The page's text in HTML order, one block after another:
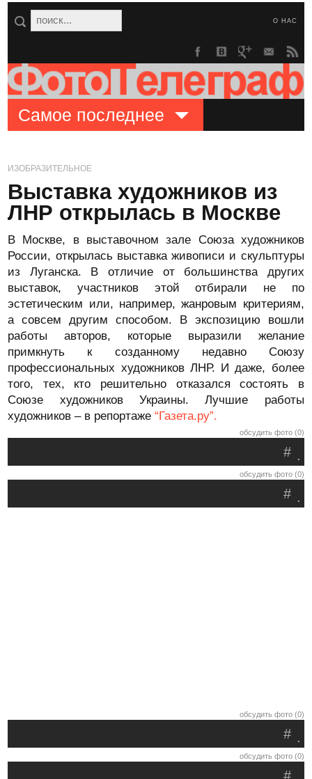
О НАС
Самое последнее
ИЗОБРАЗИТЕЛЬНОЕ
Выставка художников из
ЛНР открылась в Москве
В Москве, в выставочном зале Союза художников
России, открылась выставка живописи и скульптуры
из Луганска. В отличие от большинства других
выставок, участников этой отбирали не по
эстетическим или, например, жанровым критериям,
а совсем другим способом. В экспозицию вошли
работы авторов, которые выразили желание
примкнуть к созданному недавно Союзу
профессиональных художников ЛНР. И даже, более
того, тех, кто решительно отказался состоять в
Союзе художников Украины. Лучшие работы
художников – в репортаже“Газета.ру”.
обсудить фото (0)
.
#
обсудить фото (0)
.
#
обсудить фото (0)
.
#
обсудить фото (0)
#